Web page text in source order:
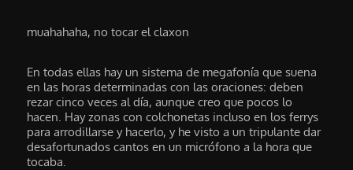
muahahaha, no tocar el claxon
En todas ellas hay un sistema de megafonía que suena
en las horas determinadas con las oraciones: deben
rezar cinco veces al día, aunque creo que pocos lo
hacen. Hay zonas con colchonetas incluso en los ferrys
para arrodillarse y hacerlo, y he visto a un tripulante dar
desafortunados cantos en un micrófono a la hora que
tocaba.